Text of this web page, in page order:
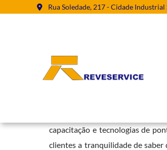
Rua Soledade, 217 - Cidade
Empresa de Pintura
A Reveservice se diferencia
capacitação e tecnologias de
clientes a tranquilidade de